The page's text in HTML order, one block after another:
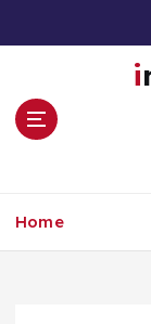
indiaprime24.c
Home